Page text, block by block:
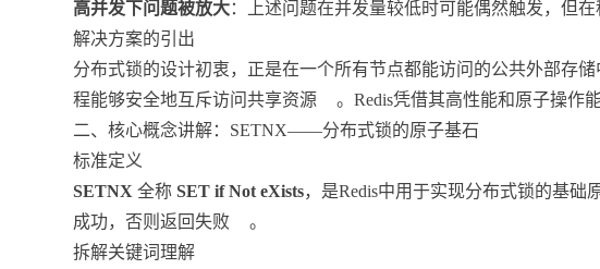
高并发下问题被放大：上述问题在并发量较低时可能偶然触发，但在
解决方案的引出
分布式锁的设计初衷，正是在一个所有节点都能访问的公共外部存
程能够安全地互斥访问共享资源
。Redis凭借其高性能和原子操作
二、核心概念讲解：SETNX——分布式锁的原子基石
标准定义
SETNX 全称SET if Not eXists，是Redis中用于实现分布式锁的基础
成功，否则返回失败
。
拆解关键词理解